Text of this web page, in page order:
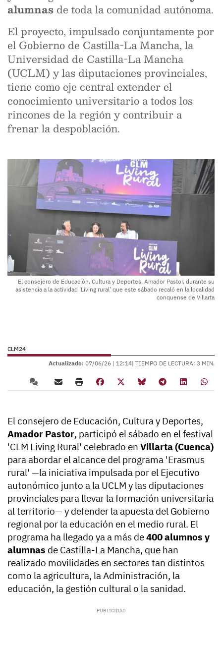
alumnas de toda la comunidad autónoma.
El proyecto, impulsado conjuntamente por
el Gobierno de Castilla-La Mancha, la
Universidad de Castilla-La Mancha
(UCLM) y las diputaciones provinciales,
tiene como eje central extender el
conocimiento universitario a todos los
rincones de la región y contribuir a
frenar la despoblación.
El consejero de Educación, Cultura y Deportes, Amador Pastor, durante su
asistencia a la actividad ‘Living rural’ que este sábado recaló en la localidad
conquense de Villarta
CLM24
Actualizado: 07/06/26 | 12:14| TIEMPO DE LECTURA: 3 MIN.
El consejero de Educación, Cultura y Deportes,
Amador Pastor, participó el sábado en el festival
'CLM Living Rural' celebrado en Villarta (Cuenca)
para abordar el alcance del programa 'Erasmus
rural' —la iniciativa impulsada por el Ejecutivo
autonómico junto a la UCLM y las diputaciones
provinciales para llevar la formación universitaria
al territorio— y defender la apuesta del Gobierno
regional por la educación en el medio rural. El
programa ha llegado ya a más de400 alumnos y
alumnas de Castilla-La Mancha, que han
realizado movilidades en sectores tan distintos
como la agricultura, la Administración, la
educación, la gestión cultural o la sanidad.